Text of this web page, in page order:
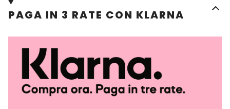
PAGA IN 3 RATE CON KLARNA